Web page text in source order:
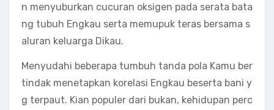
n menyuburkan cucuran oksigen pada serata bata
ng tubuh Engkau serta memupuk teras bersama s
aluran keluarga Dikau.
Menyudahi beberapa tumbuh tanda pola Kamu ber
tindak menetapkan korelasi Engkau beserta bani y
g terpaut. Kian populer dari bukan, kehidupan perc